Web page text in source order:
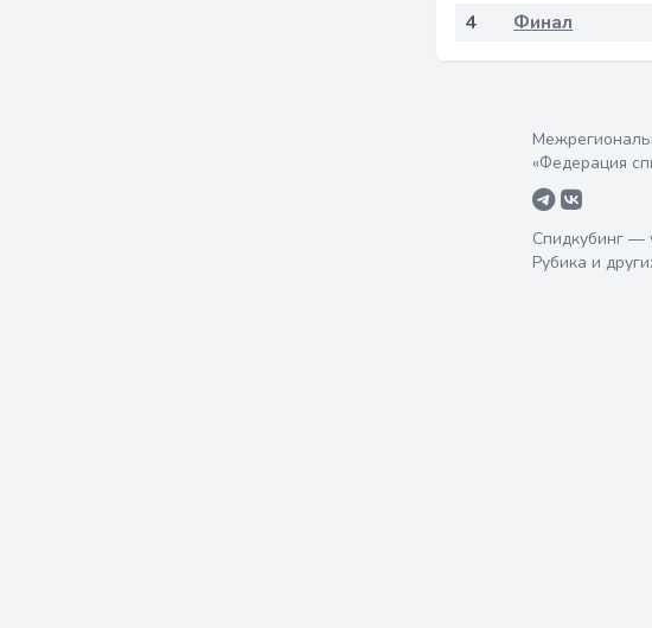
4
Финал
«Федерация
Спидкубинг —
Рубика и